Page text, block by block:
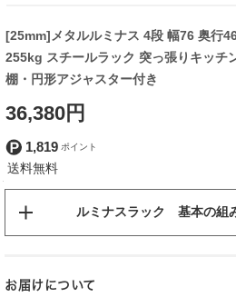
[25mm]メタルルミナス 4段 幅76 奥行
255kg スチールラック 突っ張りキッチ
棚・円形アジャスター付き
36,380円
1,819
ルミナスラック 基本の組